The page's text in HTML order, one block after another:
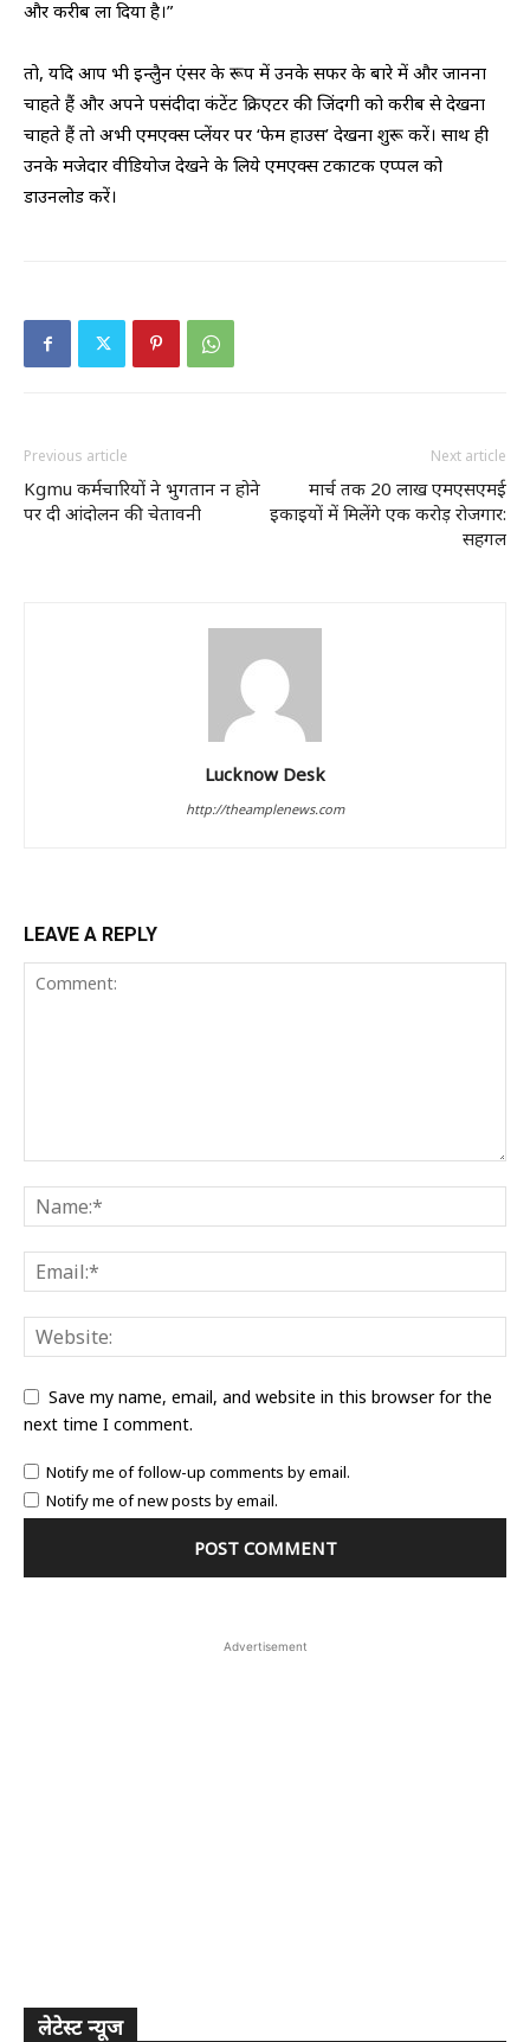
और करीब ला दिया है।”
तो, यदि आप भी इन्लुैन एंसर के रूप में उनके सफर के बारे में और जानना
चाहते हैं और अपने पसंदीदा कंटेंट क्रिएटर की जिंदगी को करीब से देखना
चाहते हैं तो अभी एमएक्स प्लेंयर पर ‘फेम हाउस’ देखना शुरू करें। साथ ही
उनके मजेदार वीडियोज देखने के लिये एमएक्स टकाटक एप्पल को
डाउनलोड करें।
Previous article
Kgmu कर्मचारियों ने भुगतान न होने
पर दी आंदोलन की चेतावनी
Next article
मार्च तक 20 लाख एमएसएमई
इकाइयों में मिलेंगे एक करोड़ रोजगार:
सहगल
Lucknow Desk
http://theamplenews.com
LEAVE A REPLY
Save my name, email, and website in this browser for the
next time I comment.
Notify me of follow-up comments by email.
Notify me of new posts by email.
Advertisement
लेटेस्ट न्यूज